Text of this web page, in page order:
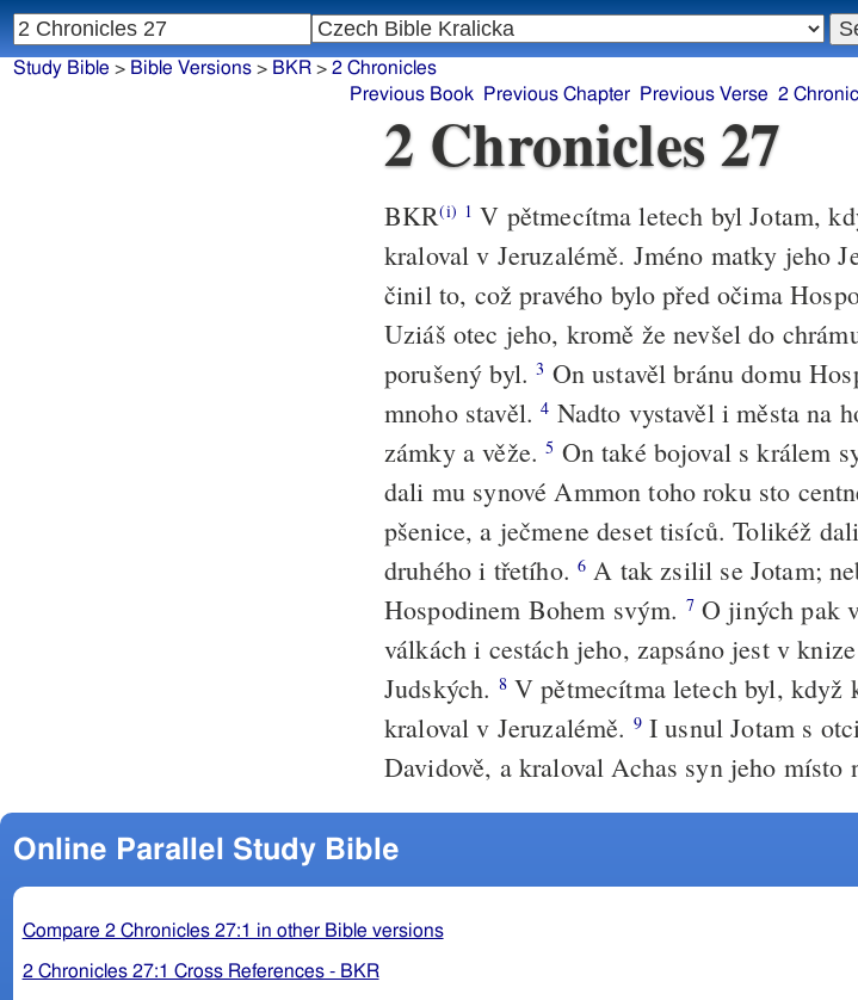
2 Chronicles 27
BKR(i) 1 V pětmecítma letech byl Jotam,
kraloval v Jeruzalémě. Jméno matky jeho
činil to, což pravého bylo před očima
Uziáš otec jeho, kromě že nevšel do
porušený byl.3 On ustavěl bránu domu
mnoho stavěl.4 Nadto vystavěl i města na
zámky a věže.5 On také bojoval s králem
dali mu synové Ammon toho roku sto
pšenice, a ječmene deset tisíců. Tolikéž
druhého i třetího.6 A tak zsilil se Jotam;
Hospodinem Bohem svým. 7O jiných pak
válkách i cestách jeho, zapsáno jest v
Judských. 8V pětmecítma letech byl, když
kraloval v Jeruzalémě. 9I usnul Jotam s
Davidově, a kraloval Achas syn jeho místo
Online Parallel Study Bible
Compare 2 Chronicles 27:1 in other Bible versions
2 Chronicles 27:1 Cross References - BKR
Study Bible > Bible Versions> BKR> 2 Chronicles
Previous Book
Previous Chapter Previous Verse 2